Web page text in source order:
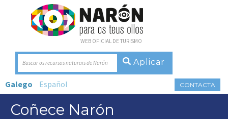
WEB OFICIAL DE TURISMO
Buscar os recursos naturais de Narón
CONTACTA
Galego Español
Coñece Narón